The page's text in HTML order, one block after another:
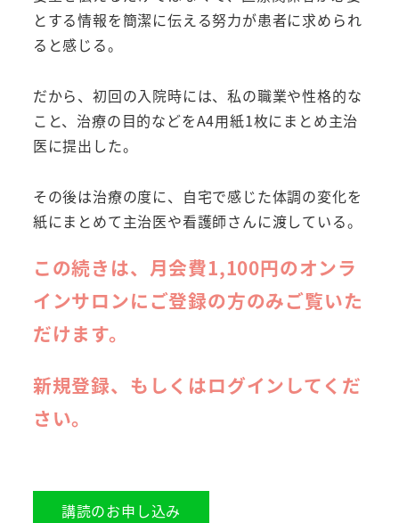
とする情報を簡潔に伝える努力が患者に求められ
ると感じる。
だから、初回の入院時には、私の職業や性格的な
こと、治療の目的などをA4用紙1枚にまとめ主治
医に提出した。
その後は治療の度に、自宅で感じた体調の変化を
紙にまとめて主治医や看護師さんに渡している。
この続きは、月会費1,100円のオンラ
インサロンにご登録の方のみご覧いた
だけます。
新規登録、もしくはログインしてくだ
さい。
講読のお申し込み